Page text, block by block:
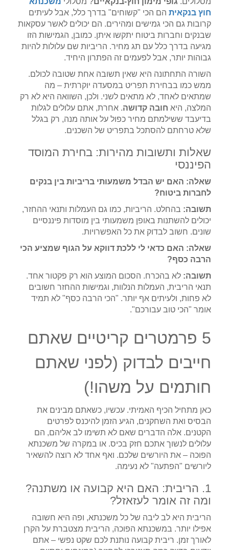
חוץ בנקאית הם הכי "קשוחים" בדרך כלל, אבל לעיתים
קרובות גם הכי גמישים ומהירים. הם יכולים לאשר עסקאות
שבנקים וחברות ביטוח יתקשו איתן. כמובן, הגמישות הזו
מגיעה בדרך כלל עם תג מחיר. הריביות שם עלולות להיות
גבוהות יותר, אבל לפעמים זה הפתרון היחיד.
השורה התחתונה היא שאין תשובה אחת שטובה לכולם.
ממש כמו בבחירת תפריט במסעדה יוקרתית – מה
שמתאים לאחד, לא מתאים לשני. ולכן, השוואה היא לא רק
המלצה, היא חובה קדושה. אחרת, אתם עלולים לגלות
בדיעבד ששילמתם מחיר כפול על אותה מנה, רק בגלל
שלא טרחתם להסתכל בתפריט של השכנים.
שאלות ותשובות מהירות: בחירת המוסד
הפיננסי
שאלה: האם יש הבדל משמעותי בריביות בין בנקים
לחברות ביטוח?
תשובה: בהחלט. הריביות, כמו גם העמלות ותנאי ההחזר,
יכולים להשתנות באופן משמעותי בין מוסדות פיננסיים
שונים. חשוב לבדוק את כל האפשרויות.
שאלה: האם כדאי לי ללכת דווקא על הגוף שמציע הכי
הרבה כסף?
תשובה: לא בהכרח. הסכום המוצע הוא רק פקטור אחד.
תנאי הריבית, העמלות הנלוות, וגמישות ההחזר חשובים
לא פחות, ולעיתים אף יותר. "הכי הרבה כסף" לא תמיד
אומר "הכי טוב עבורכם".
5 פרמטרים קריטיים שאתם
חייבים לבדוק (לפני שאתם
חותמים על משהו!)
כאן מתחיל הכיף האמיתי. עכשיו, כשאתם מבינים את
הבסיס ואת השחקנים, הגיע הזמן להיכנס לפרטים
הקטנים. אלה הדברים שאם לא תשימו לב אליהם, הם
עלולים לנשוך אתכם חזק בכיס. או במקרה של משכנתא
הפוכה – את היורשים שלכם. ואף אחד לא רוצה להשאיר
ליורשים "הפתעה" לא נעימה.
1. הריבית: האם היא קבועה או משתנה?
ומה זה אומר לעזאזל?
הריבית היא לב ליבה של כל משכנתא, ופה היא חשובה
אפילו יותר. במשכנתא הפוכה, הריבית מצטברת על הקרן
לאורך זמן. ריבית קבועה נותנת לכם שקט נפשי – אתם